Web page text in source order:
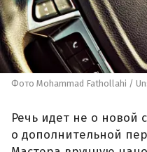
Фото Mohammad Fathollahi /
Речь идет не о новой
о дополнительной